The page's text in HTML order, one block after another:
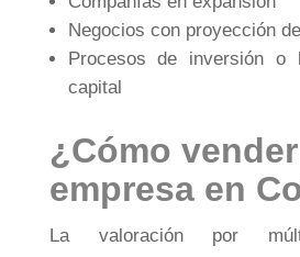
Negocios con proyección
Procesos de inversión o
capital
¿Cómo
empresa en
La valoración por